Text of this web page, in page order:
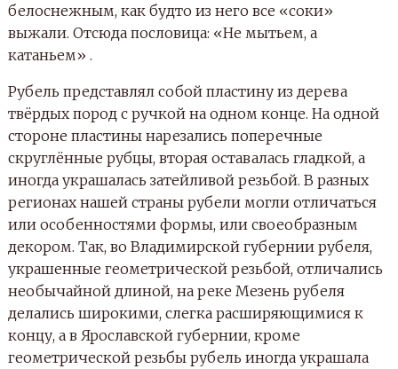
белоснежным, как будто из него все «соки»
выжали. Отсюда пословица: «Не мытьем, а
катаньем» .
Рубель представлял собой пластину из дерева
твёрдых пород с ручкой на одном конце. На одной
стороне пластины нарезались поперечные
скруглённые рубцы, вторая оставалась гладкой, а
иногда украшалась затейливой резьбой. В разных
регионах нашей страны рубели могли отличаться
или особенностями формы, или своеобразным
декором. Так, во Владимирской губернии рубеля,
украшенные геометрической резьбой, отличались
необычайной длиной, на реке Мезень рубеля
делались широкими, слегка расширяющимися к
концу, а в Ярославской губернии, кроме
геометрической резьбы рубель иногда украшала